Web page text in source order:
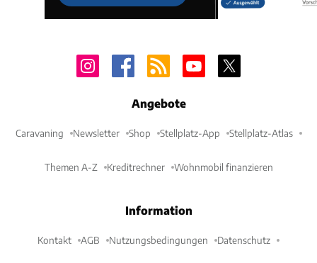
Angebote
Caravaning Newsletter Shop Stellplatz-App Stellplatz-Atlas
Themen A-Z Kreditrechner Wohnmobil finanzieren
Information
Kontakt AGB Nutzungsbedingungen Datenschutz